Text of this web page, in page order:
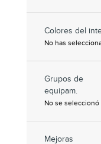
Colores del
No has
Grupos de
equipam.
No se
Mejoras